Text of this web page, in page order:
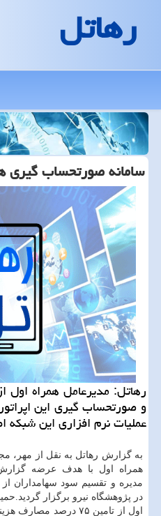
رهاتل
سامانه صورتحساب گیری
رهاتل: مدیرعامل همراه اول
و صورتحساب گیری این
عملیات نرم افزاری این شبكه
به گزارش رهاتل به نقل از مهر،
همراه اول با هدف عرضه
مدیره و تقسیم سود سهامداران از
در پژوهشگاه نیرو برگزار
اول از تامین ۷۵ درصد مصارف هزینه ای در